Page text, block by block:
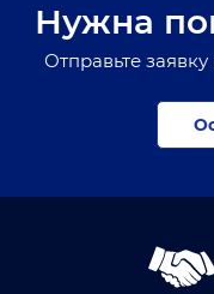
Нужна
Отправьте